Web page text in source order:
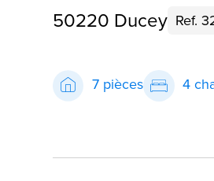
50220 Ducey Ref.
7 pièces 4